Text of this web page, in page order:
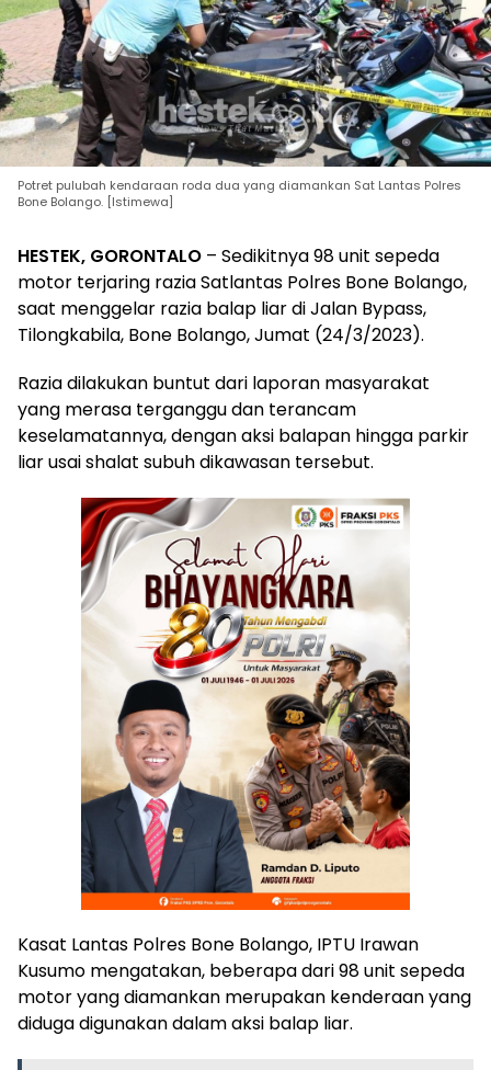
Potret pulubah kendaraan roda dua yang diamankan Sat Lantas Polres
Bone Bolango. [Istimewa]
HESTEK, GORONTALO – Sedikitnya 98 unit sepeda
motor terjaring razia Satlantas Polres Bone Bolango,
saat menggelar razia balap liar di Jalan Bypass,
Tilongkabila, Bone Bolango, Jumat (24/3/2023).
Razia dilakukan buntut dari laporan masyarakat
yang merasa terganggu dan terancam
keselamatannya, dengan aksi balapan hingga parkir
liar usai shalat subuh dikawasan tersebut.
Kasat Lantas Polres Bone Bolango, IPTU Irawan
Kusumo mengatakan, beberapa dari 98 unit sepeda
motor yang diamankan merupakan kenderaan yang
diduga digunakan dalam aksi balap liar.